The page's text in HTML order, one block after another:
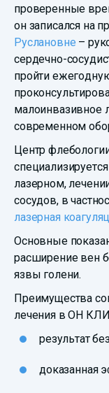
проверенные
он записался на
Руслановне –
сердечно-
пройти
малоинвазивное
современном
Центр
лазерном,
сосудов, в
лазерная
Основные
расширение вен
язвы голени.
Преимущества
лечения в ОН
результат
доказанная